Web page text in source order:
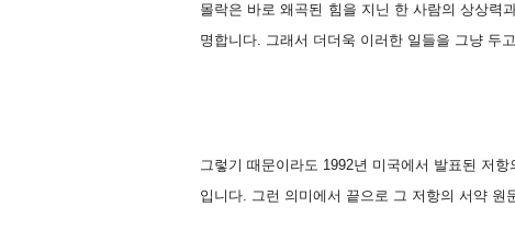
몰락은 바로 왜곡된 힘을 지닌 한 사람의 상상력
명합니다. 그래서 더더욱 이러한 일들을 그냥 두
그렇기 때문이라도 1992년 미국에서 발표된 저
입니다. 그런 의미에서 끝으로 그 저항의 서약 원